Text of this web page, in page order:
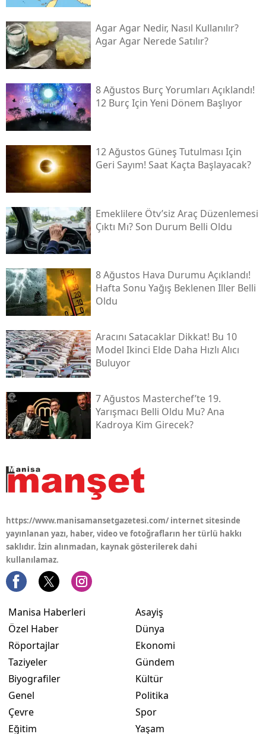
Agar Agar Nedir, Nasıl Kullanılır?
Agar Agar Nerede Satılır?
8 Ağustos Burç Yorumları Açıklandı!
12 Burç Için Yeni Dönem Başlıyor
12 Ağustos Güneş Tutulması Için
Geri Sayım! Saat Kaçta Başlayacak?
Emeklilere Ötv’siz Araç Düzenlemesi
Çıktı Mı? Son Durum Belli Oldu
8 Ağustos Hava Durumu Açıklandı!
Hafta Sonu Yağış Beklenen Iller Belli
Oldu
Aracını Satacaklar Dikkat! Bu 10
Model Ikinci Elde Daha Hızlı Alıcı
Buluyor
7 Ağustos Masterchef’te 19.
Yarışmacı Belli Oldu Mu? Ana
Kadroya Kim Girecek?
https://www.manisamansetgazetesi.com/ internet sitesinde
yayınlanan yazı, haber, video ve fotoğrafların her türlü hakkı
saklıdır. İzin alınmadan, kaynak gösterilerek dahi
kullanılamaz.
Manisa Haberleri
Özel Haber
Röportajlar
Taziyeler
Biyografiler
Genel
Çevre
Eğitim
Asayiş
Dünya
Ekonomi
Gündem
Kültür
Politika
Spor
Yaşam